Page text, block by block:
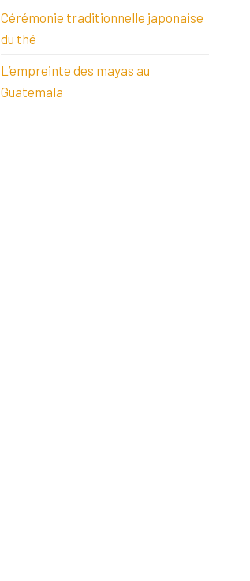
Cérémonie traditionnelle japonaise
du thé
L’empreinte des mayas au
Guatemala